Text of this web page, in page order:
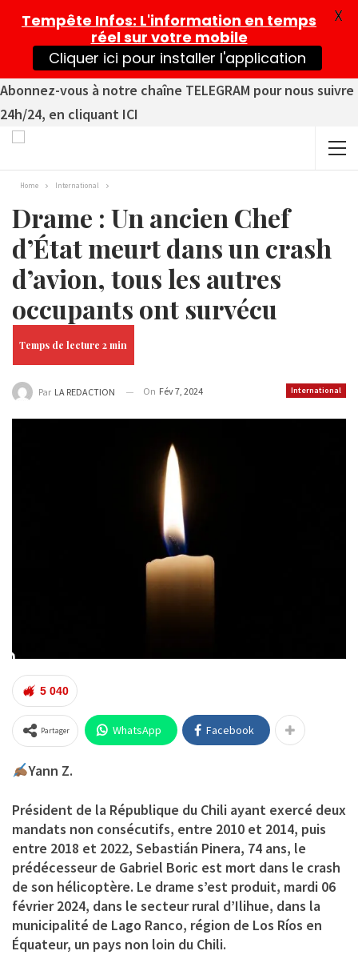
Abonnez-vous à notre chaîne TELEGRAM pour nous suivre
24h/24, en cliquant ICI
Home International
Drame : Un ancien Chef
d’État meurt dans un crash
d’avion, tous les autres
occupants ont survécu
International
Par LA REDACTION On Fév 7, 2024
5 040
Partager WhatsApp Facebook
Yann Z.
Président de la République du Chili ayant exercé deux
mandats non consécutifs, entre 2010 et 2014, puis
entre 2018 et 2022, Sebastián Pinera, 74 ans, le
prédécesseur de Gabriel Boric est mort dans le crash
de son hélicoptère. Le drame s’est produit, mardi 06
février 2024, dans le secteur rural d’Ilihue, dans la
municipalité de Lago Ranco, région de Los Ríos en
Équateur, un pays non loin du Chili.
Tempête Infos: L'information en temps
réel sur votre mobile
Cliquer ici pour installer l'application
X